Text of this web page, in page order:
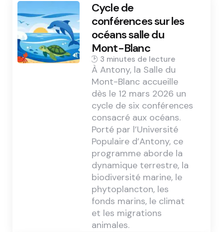
Cycle de
conférences sur les
océans salle du
Mont-Blanc
3 min
À Antony, la Salle du
Mont-Blanc accueille
dès le 12 mars 2026 un
cycle de six conférences
consacré aux océans.
Porté par l’Université
Populaire d’Antony, ce
programme aborde la
dynamique terrestre, la
biodiversité marine, le
phytoplancton, les
fonds marins, le climat
et les migrations
animales.